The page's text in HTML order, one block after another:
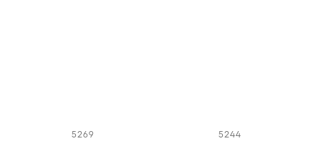
5269
5244